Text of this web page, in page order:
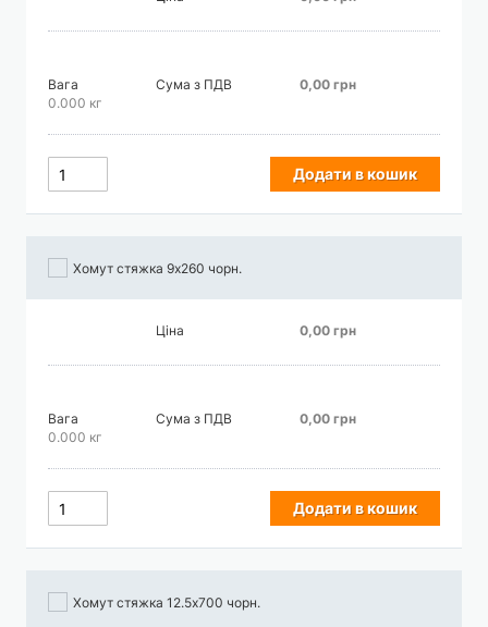
Вага
0.000 кг
Сума з ПДВ 0,00 грн
Додати в кошик
Хомут стяжка 9х260 чорн.
Ціна 0,00 грн
Вага
0.000 кг
Сума з ПДВ 0,00 грн
Додати в кошик
Хомут стяжка 12.5х700 чорн.